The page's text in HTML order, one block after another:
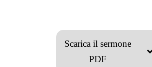
Scarica il sermone
PDF